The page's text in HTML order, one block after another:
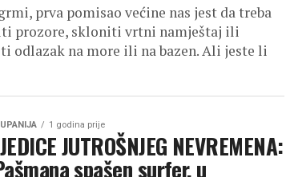
prva pomisao većine nas jest da treba
prozore, skloniti vrtni namještaj ili
odlazak na more ili na bazen. Ali jeste li
1 godina prije
JUTROŠNJEG NEVREMENA:
spašen surfer, u